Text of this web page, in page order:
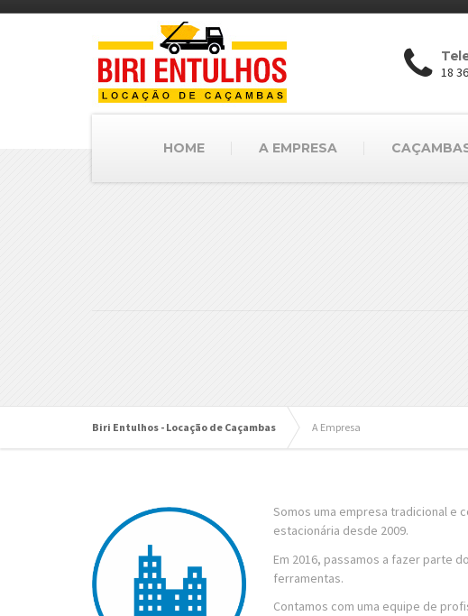
18
HOME A EMPRESA
Biri Entulhos - Locação de Caçambas A Empresa
Somos uma empresa tradicional e
estacionária desde 2009.
Em 2016, passamos a fazer parte do
ferramentas.
Contamos com uma equipe de